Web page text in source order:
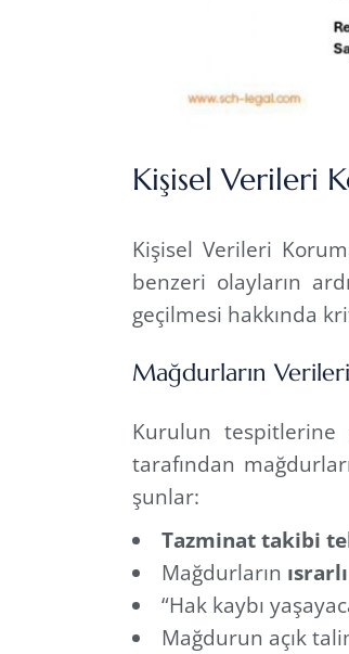
Kişisel Verileri
Kişisel Verileri
benzeri olayların
geçilmesi hakkında
Mağdurların
Kurulun tespitlerine
tarafından
şunlar:
Tazminat takibi
Mağdurların
“Hak kaybı
Mağdurun açık